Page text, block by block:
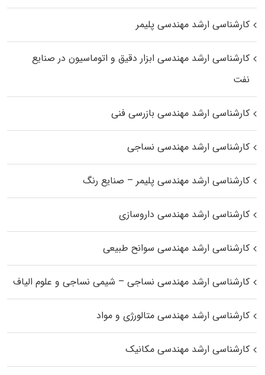
کارشناسی ارشد مهندسی پلیمر
کارشناسی ارشد مهندسی ابزار دقیق و اتوماسیون در صنایع
نفت
کارشناسی ارشد مهندسی بازرسی فنی
کارشناسی ارشد مهندسی نساجی
کارشناسی ارشد مهندسی پلیمر – صنایع رنگ
کارشناسی ارشد مهندسی داروسازی
کارشناسی ارشد مهندسی سوانح طبیعی
کارشناسی ارشد مهندسی نساجی – شیمی نساجی و علوم الیاف
کارشناسی ارشد مهندسی متالورژی و مواد
کارشناسی ارشد مهندسی مکانیک